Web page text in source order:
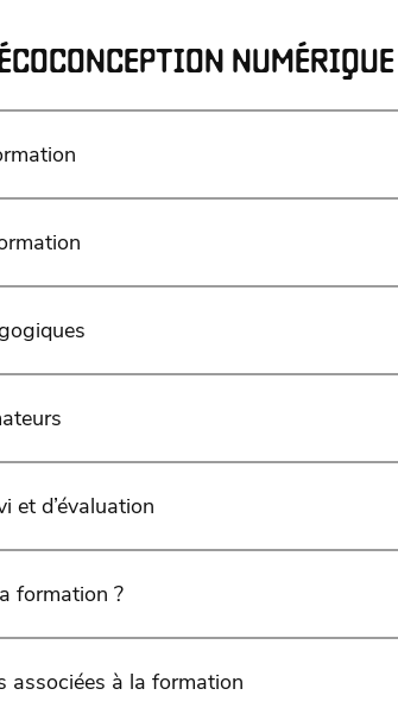
NUMÉRIQUE
et d’évaluation
formation ?
associées à la formation